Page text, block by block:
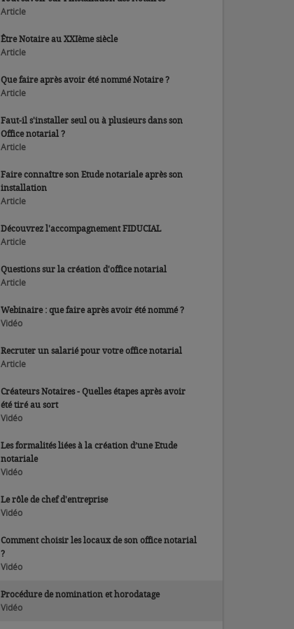
Article
Être Notaire au XXIème siècle
Article
Que faire après avoir été nommé Notaire ?
Article
Faut-il s'installer seul ou à plusieurs dans son
Office notarial ?
Article
Faire connaître son Etude notariale après son
installation
Article
Découvrez l'accompagnement FIDUCIAL
Article
Questions sur la création d'office notarial
Article
Webinaire : que faire après avoir été nommé ?
Vidéo
Recruter un salarié pour votre office notarial
Article
Créateurs Notaires - Quelles étapes après avoir
été tiré au sort
Vidéo
Les formalités liées à la création d’une Etude
notariale
Vidéo
Le rôle de chef d'entreprise
Vidéo
Comment choisir les locaux de son office notarial
?
Vidéo
Procédure de nomination et horodatage
Vidéo